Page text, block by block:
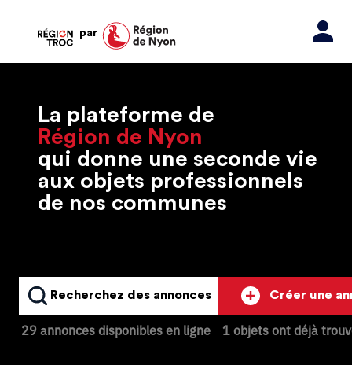
par
La plateforme de
Région de Nyon
qui donne une seconde vie
aux objets professionnels
de nos communes
Recherchez des annonces
29 annonces disponibles en ligne
Créer une
1 objets ont déjà